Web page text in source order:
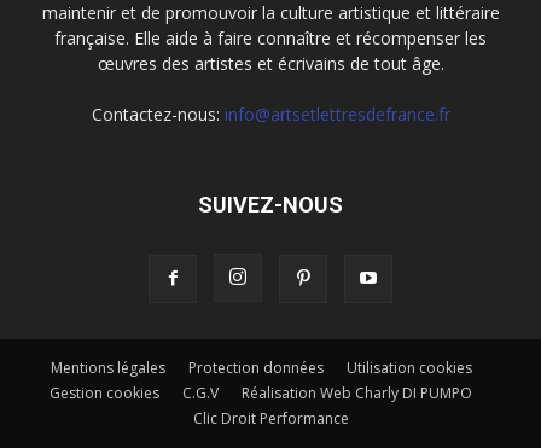
maintenir et de promouvoir la culture artistique et littéraire
française. Elle aide à faire connaître et récompenser les
œuvres des artistes et écrivains de tout âge.
Contactez-nous: info@artsetlettresdefrance.fr
SUIVEZ-NOUS
Mentions légales Protection données
Utilisation cookies
Gestion cookies
C.G.V
Réalisation Web Charly DI PUMPO
Clic Droit Performance